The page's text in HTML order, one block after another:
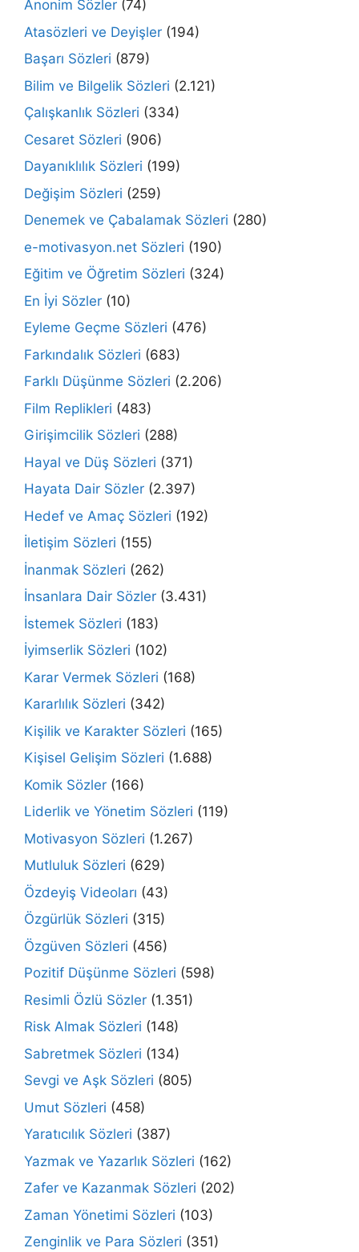
Anonim Sözler (74)
Atasözleri ve Deyişler (194)
Başarı Sözleri (879)
Bilim ve Bilgelik Sözleri (2.121)
Çalışkanlık Sözleri (334)
Cesaret Sözleri (906)
Dayanıklılık Sözleri (199)
Değişim Sözleri (259)
Denemek ve Çabalamak Sözleri (280)
e-motivasyon.net Sözleri (190)
Eğitim ve Öğretim Sözleri (324)
En İyi Sözler (10)
Eyleme Geçme Sözleri (476)
Farkındalık Sözleri (683)
Farklı Düşünme Sözleri (2.206)
Film Replikleri (483)
Girişimcilik Sözleri (288)
Hayal ve Düş Sözleri (371)
Hayata Dair Sözler (2.397)
Hedef ve Amaç Sözleri (192)
İletişim Sözleri (155)
İnanmak Sözleri (262)
İnsanlara Dair Sözler (3.431)
İstemek Sözleri (183)
İyimserlik Sözleri (102)
Karar Vermek Sözleri (168)
Kararlılık Sözleri (342)
Kişilik ve Karakter Sözleri (165)
Kişisel Gelişim Sözleri (1.688)
Komik Sözler (166)
Liderlik ve Yönetim Sözleri (119)
Motivasyon Sözleri (1.267)
Mutluluk Sözleri (629)
Özdeyiş Videoları (43)
Özgürlük Sözleri (315)
Özgüven Sözleri (456)
Pozitif Düşünme Sözleri (598)
Resimli Özlü Sözler (1.351)
Risk Almak Sözleri (148)
Sabretmek Sözleri (134)
Sevgi ve Aşk Sözleri (805)
Umut Sözleri (458)
Yaratıcılık Sözleri (387)
Yazmak ve Yazarlık Sözleri (162)
Zafer ve Kazanmak Sözleri (202)
Zaman Yönetimi Sözleri (103)
Zenginlik ve Para Sözleri (351)